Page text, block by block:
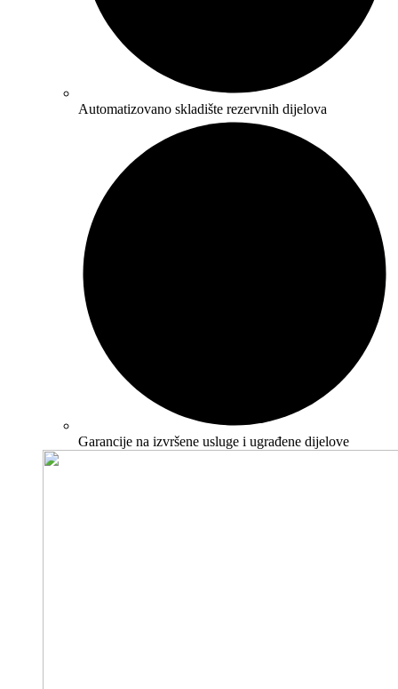
Automatizovano skladište rezervnih dijelova
Garancije na izvršene usluge i ugrađene dijelove